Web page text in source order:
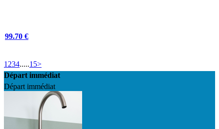
99.70 €
1 234.....15>
Départ immédiat
Départ immédiat